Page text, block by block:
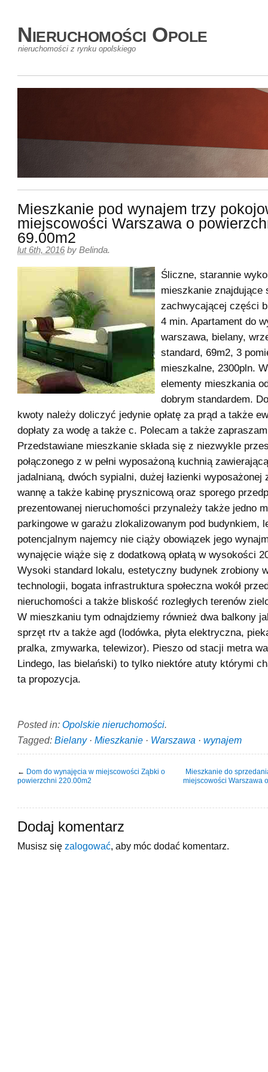
Nieruchomości Opole
nieruchomości z rynku opolskiego
Mieszkanie pod wynajem trzy
miejscowości Warszawa o
69.00m2
lut 6th, 2016 by Belinda.
Śliczne, starannie
mieszkanie znajdujące
zachwycającej części
4 min. Apartament do
warszawa, bielany,
standard, 69m2, 3
mieszkalne, 2300pln.
elementy mieszkania
dobrym standardem.
kwoty należy doliczyć jedynie opłatę za prąd a także
dopłaty za wodę a także c. Polecam a także
Przedstawiane mieszkanie składa się z niezwykle
połączonego z w pełni wyposażoną kuchnią
jadalnianą, dwóch sypialni, dużej łazienki wyposażonej
wannę a także kabinę prysznicową oraz sporego
prezentowanej nieruchomości przynależy także jedno
parkingowe w garażu zlokalizowanym pod budynkiem,
potencjalnym najemcy nie ciąży obowiązek jego
wynajęcie wiąże się z dodatkową opłatą w wysokości
Wysoki standard lokalu, estetyczny budynek zrobiony
technologii, bogata infrastruktura społeczna wokół
nieruchomości a także bliskość rozległych terenów
W mieszkaniu tym odnajdziemy również dwa balkony
sprzęt rtv a także agd (lodówka, płyta elektryczna,
pralka, zmywarka, telewizor). Pieszo od stacji metra
Lindego, las bielański) to tylko niektóre atuty którymi
ta propozycja.
Posted in: Opolskie nieruchomości.
Tagged: Bielany· Mieszkanie · Warszawa · wynajem
← Dom do wynajęcia w miejscowości Ząbki o
powierzchni 220.00m2
Mieszkanie do
miejscowości Warszawa
Dodaj komentarz
Musisz się zalogować , aby móc dodać komentarz.